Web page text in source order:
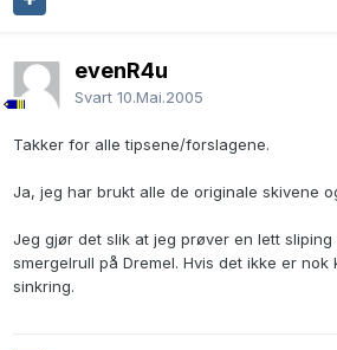
evenR4u
Svart 10.Mai.2005
Takker for alle tipsene/forslagene.
Ja, jeg har brukt alle de originale skivene
Jeg gjør det slik at jeg prøver en lett sliping
smergelrull på Dremel. Hvis det ikke er nok
sinkring.